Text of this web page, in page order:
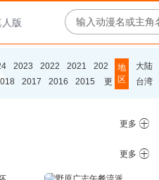
2023 2022 2021
202
2017 2016 2015
更
地
区
大陆
台湾
人版
更多 
更多 